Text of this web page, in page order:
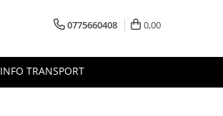
0775660408 0,00
INFO TRANSPORT